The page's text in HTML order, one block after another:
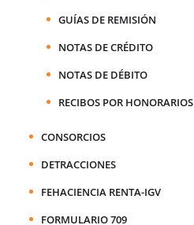
GUÍAS DE REMISIÓN
NOTAS DE CRÉDITO
NOTAS DE DÉBITO
RECIBOS POR HONORARIOS
CONSORCIOS
DETRACCIONES
FEHACIENCIA RENTA-IGV
FORMULARIO 709